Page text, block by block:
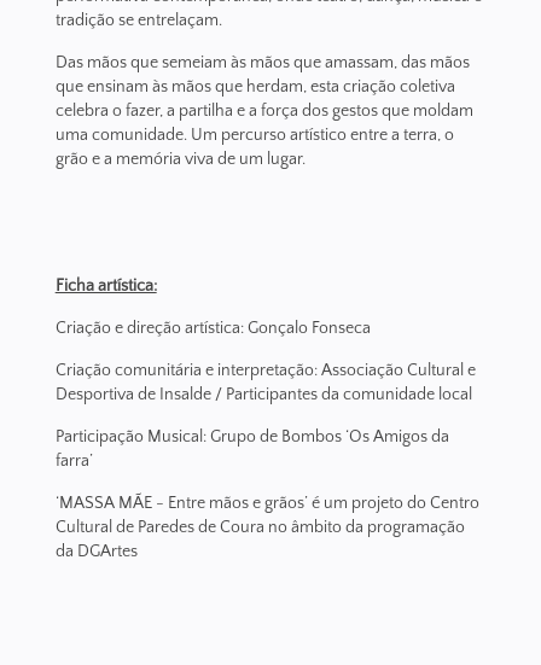
tradição se entrelaçam.
Das mãos que semeiam às mãos que amassam, das mãos
que ensinam às mãos que herdam, esta criação coletiva
celebra o fazer, a partilha e a força dos gestos que moldam
uma comunidade. Um percurso artístico entre a terra, o
grão e a memória viva de um lugar.
Ficha artística:
Criação e direção artística: Gonçalo Fonseca
Criação comunitária e interpretação: Associação Cultural e
Desportiva de Insalde / Participantes da comunidade local
Participação Musical: Grupo de Bombos ‘Os Amigos da
farra’
‘MASSA MÃE - Entre mãos e grãos’ é um projeto do Centro
Cultural de Paredes de Coura no âmbito da programação
da DGArtes